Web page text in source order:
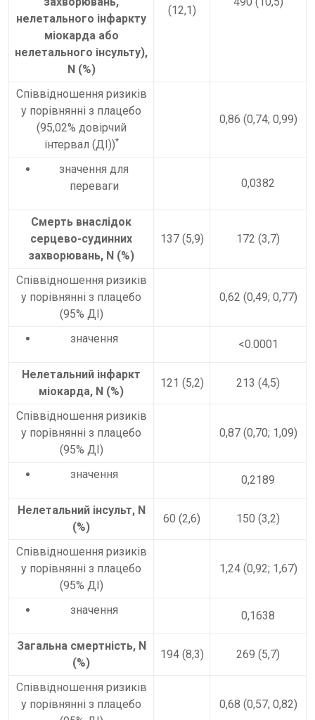
нелетального інфаркту
міокарда або
нелетального інсульту),
N (%)
(12,1)
Співвідношення ризиків
у порівнянні з плацебо
(95,02% довірчий
інтервал (ДІ))*
0,86 (0,74; 0,99)
значення для
переваги
0,0382
Смерть внаслідок
серцево-судинних
захворювань, N (%)
137 (5,9) 172 (3,7)
Співвідношення ризиків
у порівнянні з плацебо
(95% ДІ)
0,62 (0,49; 0,77)
значення <0.0001
Нелетальний інфаркт
міокарда, N (%)
121 (5,2) 213 (4,5)
Співвідношення ризиків
у порівнянні з плацебо
(95% ДІ)
0,87 (0,70; 1,09)
значення 0,2189
Нелетальний інсульт, N
(%)
60 (2,6) 150 (3,2)
Співвідношення ризиків
у порівнянні з плацебо
(95% ДІ)
1,24 (0,92; 1,67)
значення 0,1638
Загальна смертність, N
(%)
194 (8,3) 269 (5,7)
Співвідношення ризиків
у порівнянні з плацебо
0,68 (0,57; 0,82)